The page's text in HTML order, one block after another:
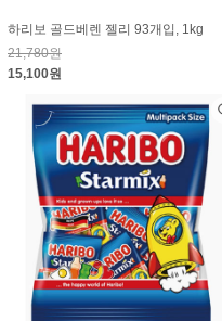
하리보 골드베렌 젤리 93개입, 1kg
21,780원
15,100원